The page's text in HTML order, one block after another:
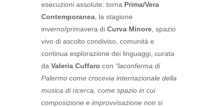
esecuzioni assolute: torna Prima/Vera
Contemporanea , la stagione
inverno/primavera di Curva Minore , spazio
vivo di ascolto condiviso, comunità e
continua esplorazione dei linguaggi, curata
da Valeria Cuffaro con “laconferma di
Palermo come crocevia internazionale della
musica di ricerca, come spazio in cui
composizione e improvvisazione non si